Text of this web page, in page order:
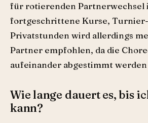
für rotierenden Partnerwechsel
fortgeschrittene Kurse,
Privatstunden wird allerdings
Partner empfohlen, da die
aufeinander abgestimmt werden
Wie lange dauert es, bis
kann?